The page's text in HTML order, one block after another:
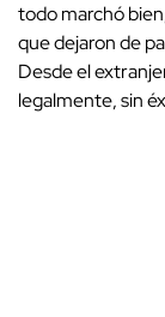
todo marchó
que dejaron de
Desde el
legalmente, sin